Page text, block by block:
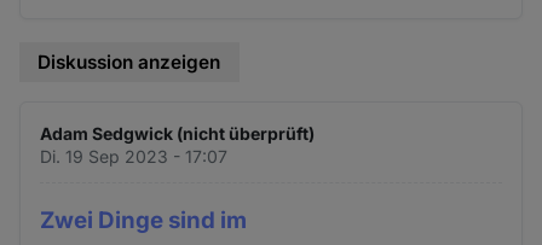
Diskussion anzeigen
Adam Sedgwick (nicht überprüft)
Di. 19 Sep 2023 - 17:07
Zwei Dinge sind im